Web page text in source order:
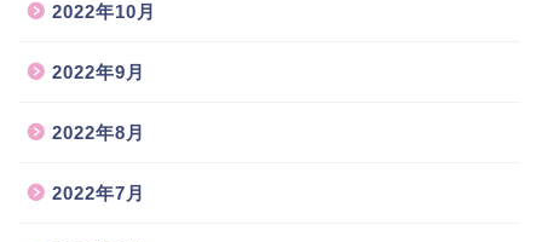
2022年10月
2022年9月
2022年8月
2022年7月